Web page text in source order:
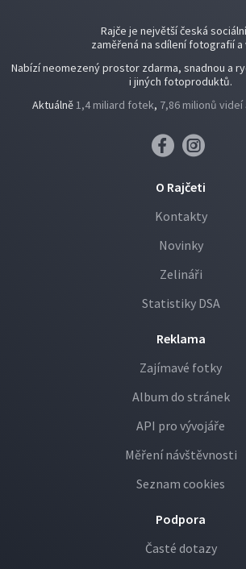
Rajče je největší česká
zaměřená na sdílení fotografií a
Nabízí neomezený prostor zdarma, snadnou a
i jiných fotoproduktů.
Aktuálně1,4 miliard fotek, 7,86 milionů videí
O Rajčeti
Kontakty
Novinky
Zelináři
Statistiky DSA
Reklama
Zajímavé fotky
Album do stránek
API pro vývojáře
Měření návštěvnosti
Seznam cookies
Podpora
Časté dotazy